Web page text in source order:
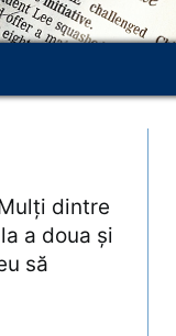
dintre
a doua și
să